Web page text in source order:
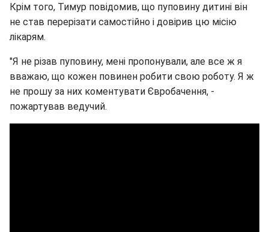
Крім того, Тимур повідомив, що пуповину дитині він
не став перерізати самостійно і довірив цю місію
лікарям.
"Я не різав пуповину, мені пропонували, але все ж я
вважаю, що кожен повинен робити свою роботу. Я ж
не прошу за них коментувати Євробачення, -
пожартував ведучий.